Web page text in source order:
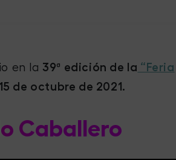
en la 39ª edición de la “Feria
de octubre de 2021.
Caballero